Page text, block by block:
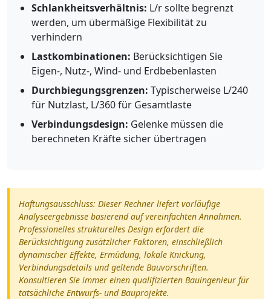
Schlankheitsverhältnis: L/r sollte begrenzt
werden, um übermäßige Flexibilität zu
verhindern
Lastkombinationen: Berücksichtigen Sie
Eigen-, Nutz-, Wind- und Erdbebenlasten
Durchbiegungsgrenzen: Typischerweise L/240
für Nutzlast, L/360 für Gesamtlaste
Verbindungsdesign: Gelenke müssen die
berechneten Kräfte sicher übertragen
Haftungsausschluss: Dieser Rechner liefert vorläufige
Analyseergebnisse basierend auf vereinfachten Annahmen.
Professionelles strukturelles Design erfordert die
Berücksichtigung zusätzlicher Faktoren, einschließlich
dynamischer Effekte, Ermüdung, lokale Knickung,
Verbindungsdetails und geltende Bauvorschriften.
Konsultieren Sie immer einen qualifizierten Bauingenieur für
tatsächliche Entwurfs- und Bauprojekte.